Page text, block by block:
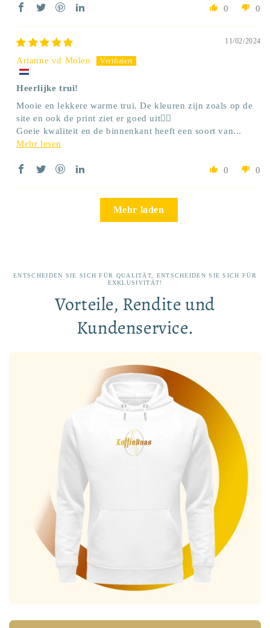
0 0
11/02/2024
Arianne vd Molen
Heerlijke trui!
Mooie en lekkere warme trui. De kleuren zijn zoals op de
site en ook de print ziet er goed uit👍🏼
Goeie kwaliteit en de binnenkant heeft een soort van...
Mehr lesen
0 0
Mehr laden
ENTSCHEIDEN SIE SICH FÜR QUALITÄT, ENTSCHEIDEN SIE SICH FÜR
EXKLUSIVITÄT!
Vorteile, Rendite und
Kundenservice.